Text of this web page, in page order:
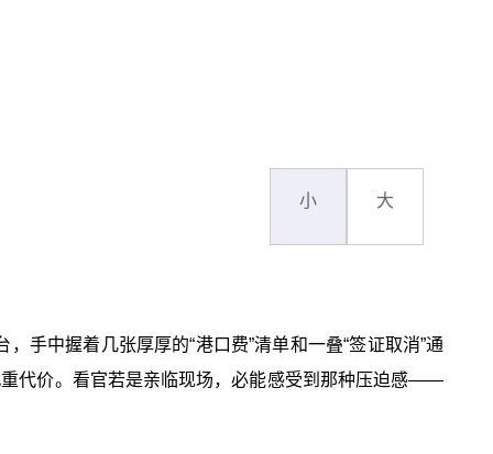
小 大
手中握着几张厚厚的“港口费”清单和一叠“签证取消”通
代价。看官若是亲临现场，必能感受到那种压迫感——